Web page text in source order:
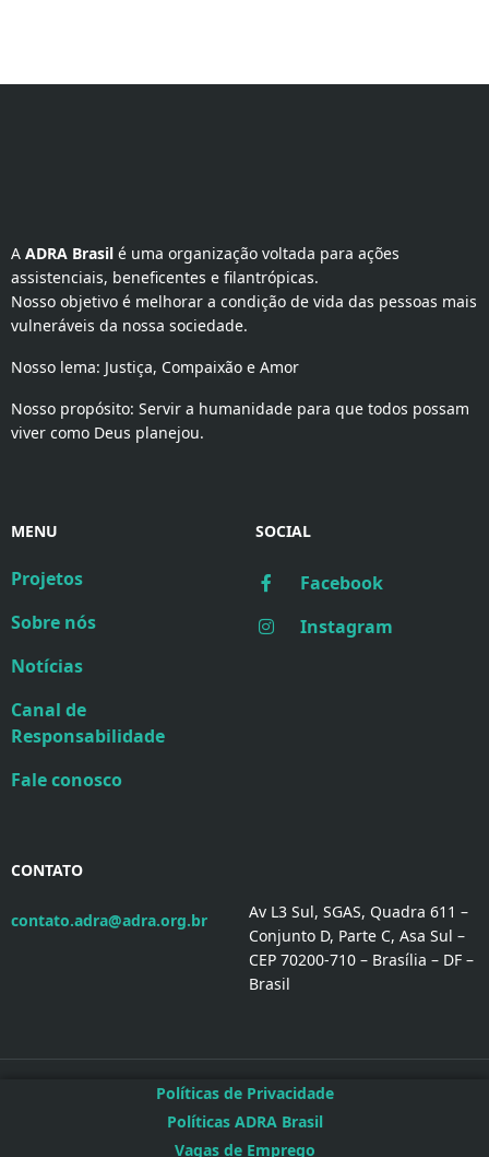
A ADRA Brasil é uma organização voltada para ações
assistenciais, beneficentes e filantrópicas.
Nosso objetivo é melhorar a condição de vida das pessoas mais
vulneráveis da nossa sociedade.
Nosso lema: Justiça, Compaixão e Amor
Nosso propósito: Servir a humanidade para que todos possam
viver como Deus planejou.
MENU
Projetos
Sobre nós
Notícias
Canal de
Responsabilidade
Fale conosco
SOCIAL
Facebook
Instagram
CONTATO
contato.adra@adra.org.br
Av L3 Sul, SGAS, Quadra 611 –
Conjunto D, Parte C, Asa Sul –
CEP 70200-710 – Brasília – DF –
Brasil
Políticas de Privacidade
Políticas ADRA Brasil
Vagas de Emprego